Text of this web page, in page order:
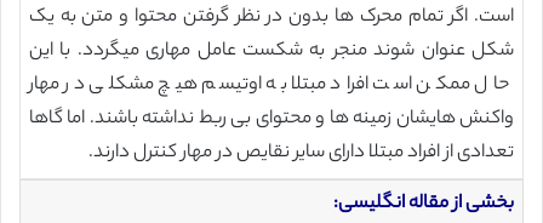
است. اگر تمام محرک ها بدون در نظر گرفتن محتوا و متن به یک
شکل عنوان شوند منجر به شکست عامل مهاری میگردد. با این
حال ممکن است افراد مبتلا به اوتیسم هیچ مشکلی در مهار
واکنش هایشان زمینه ها و محتوای بی ربط نداشته باشند. اما گاها
تعدادی از افراد مبتلا دارای سایر نقایص در مهار کنترل دارند.
بخشی از مقاله انگلیسی: